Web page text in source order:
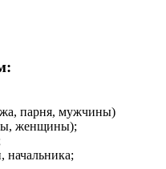
парня, мужчины)
женщины);
начальника;